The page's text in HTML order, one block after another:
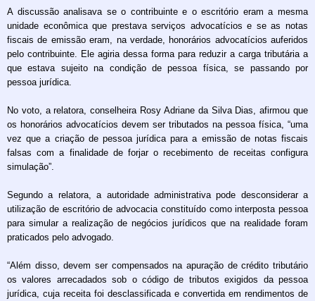
A discussão analisava se o contribuinte e o escritório eram a mesma
unidade econômica que prestava serviços advocatícios e se as notas
fiscais de emissão eram, na verdade, honorários advocatícios auferidos
pelo contribuinte. Ele agiria dessa forma para reduzir a carga tributária a
que estava sujeito na condição de pessoa física, se passando por
pessoa jurídica.
No voto, a relatora, conselheira Rosy Adriane da Silva Dias, afirmou que
os honorários advocatícios devem ser tributados na pessoa física, “uma
vez que a criação de pessoa jurídica para a emissão de notas fiscais
falsas com a finalidade de forjar o recebimento de receitas configura
simulação”.
Segundo a relatora, a autoridade administrativa pode desconsiderar a
utilização de escritório de advocacia constituído como interposta pessoa
para simular a realização de negócios jurídicos que na realidade foram
praticados pelo advogado.
“Além disso, devem ser compensados na apuração de crédito tributário
os valores arrecadados sob o código de tributos exigidos da pessoa
jurídica, cuja receita foi desclassificada e convertida em rendimentos de